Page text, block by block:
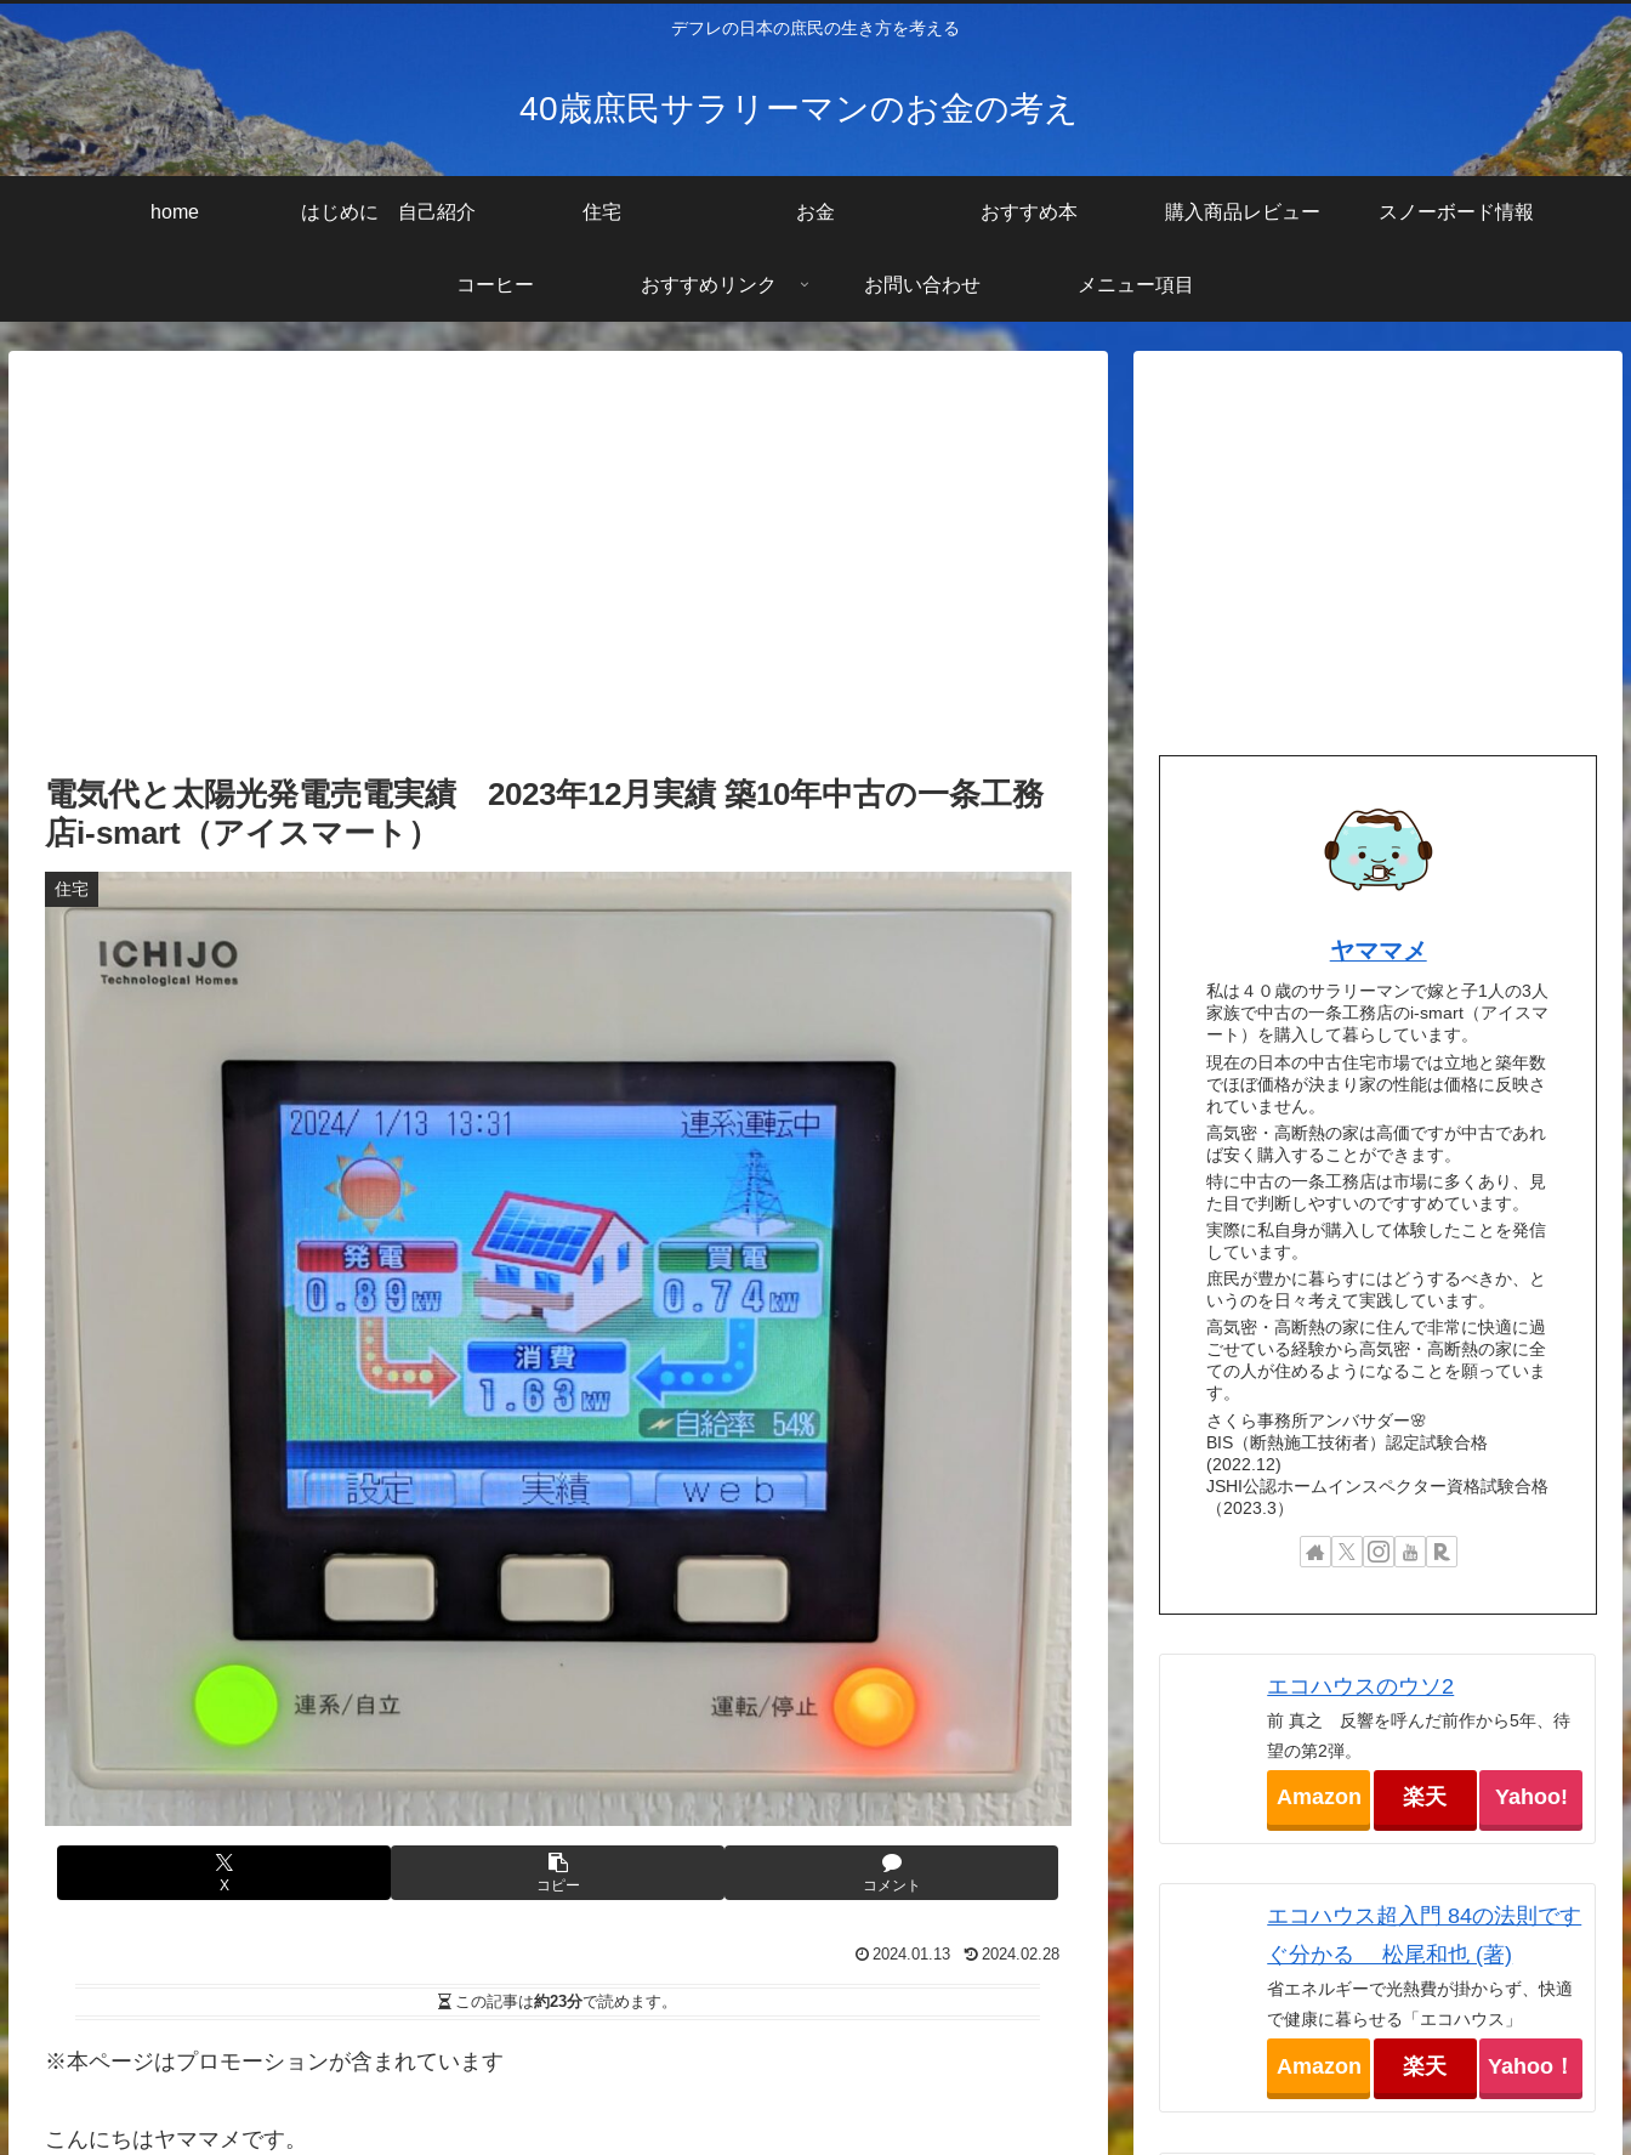
デフレの日本の庶民の生き方を考える
40歳庶民サラリーマンのお金の考え
home はじめに 自己紹介 住宅 お金 おすすめ本 購入商品レビュー スノーボード情報
コーヒー おすすめリンク お問い合わせ メニュー項目
電気代と太陽光発電売電実績 2023年12月実績 築10年中古の一条工務
店i-smart（アイスマート）
住宅
X コピー コメント
2024.01.13 2024.02.28
この記事は約23分で読めます。
※本ページはプロモーションが含まれています
こんにちはヤママメです。
ヤママメ
私は４０歳のサラリーマンで嫁と子1人の3人
家族で中古の一条工務店のi-smart（アイスマ
ート）を購入して暮らしています。
現在の日本の中古住宅市場では立地と築年数
でほぼ価格が決まり家の性能は価格に反映さ
れていません。
高気密・高断熱の家は高価ですが中古であれ
ば安く購入することができます。
特に中古の一条工務店は市場に多くあり、見
た目で判断しやすいのですすめています。
実際に私自身が購入して体験したことを発信
しています。
庶民が豊かに暮らすにはどうするべきか、と
いうのを日々考えて実践しています。
高気密・高断熱の家に住んで非常に快適に過
ごせている経験から高気密・高断熱の家に全
ての人が住めるようになることを願っていま
す。
さくら事務所アンバサダー🌸
BIS（断熱施工技術者）認定試験合格
(2022.12)
JSHI公認ホームインスペクター資格試験合格
（2023.3）
エコハウスのウソ2
前 真之 反響を呼んだ前作から5年、待
望の第2弾。
Amazon 楽天 Yahoo!
エコハウス超入門 84の法則です
ぐ分かる 松尾和也 (著)
省エネルギーで光熱費が掛からず、快適
で健康に暮らせる「エコハウス」
Amazon 楽天 Yahoo！